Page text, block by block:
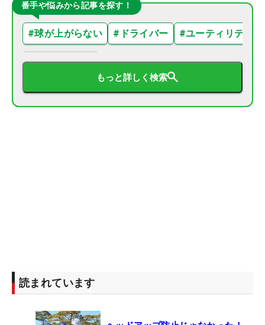
番手や悩みから記事を探す！
#球が上がらない # ドライバー #ユーティリティ
もっと詳しく検索
読まれています